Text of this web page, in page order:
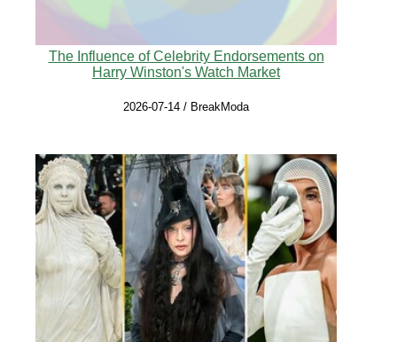
The Influence of Celebrity Endorsements on
Harry Winston's Watch Market
2026-07-14 / BreakModa